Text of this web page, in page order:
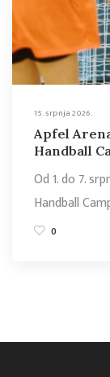
15. srpnja 2026.
Apfel
Handball
Od 1. do 7.
Handball
0